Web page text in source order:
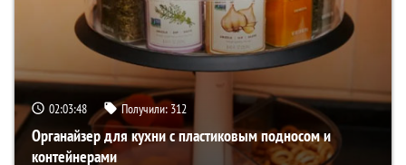
02:03:47 Получили: 312
Органайзер для кухни с пластиковым подносом и
контейнерами